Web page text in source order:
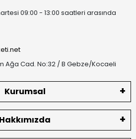
09:00 - 13:00 saatleri arasında
Ağa Cad. No:32 / B Gebze/Kocaeli
Kurumsal
Hakkımızda